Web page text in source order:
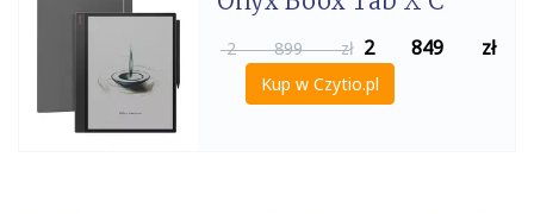
2 899 zł 2 849 zł
Kup w Czytio.pl